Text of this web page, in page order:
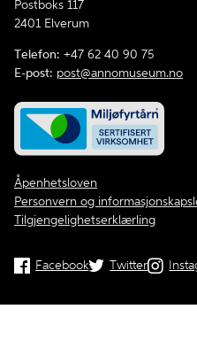
Postboks 117
2401 Elverum
Telefon: +47 62 40 90 75
E-post: post@annomuseum.no
Åpenhetsloven
Personvern og
Tilgjengelighetserklærling
Facebook Twitter